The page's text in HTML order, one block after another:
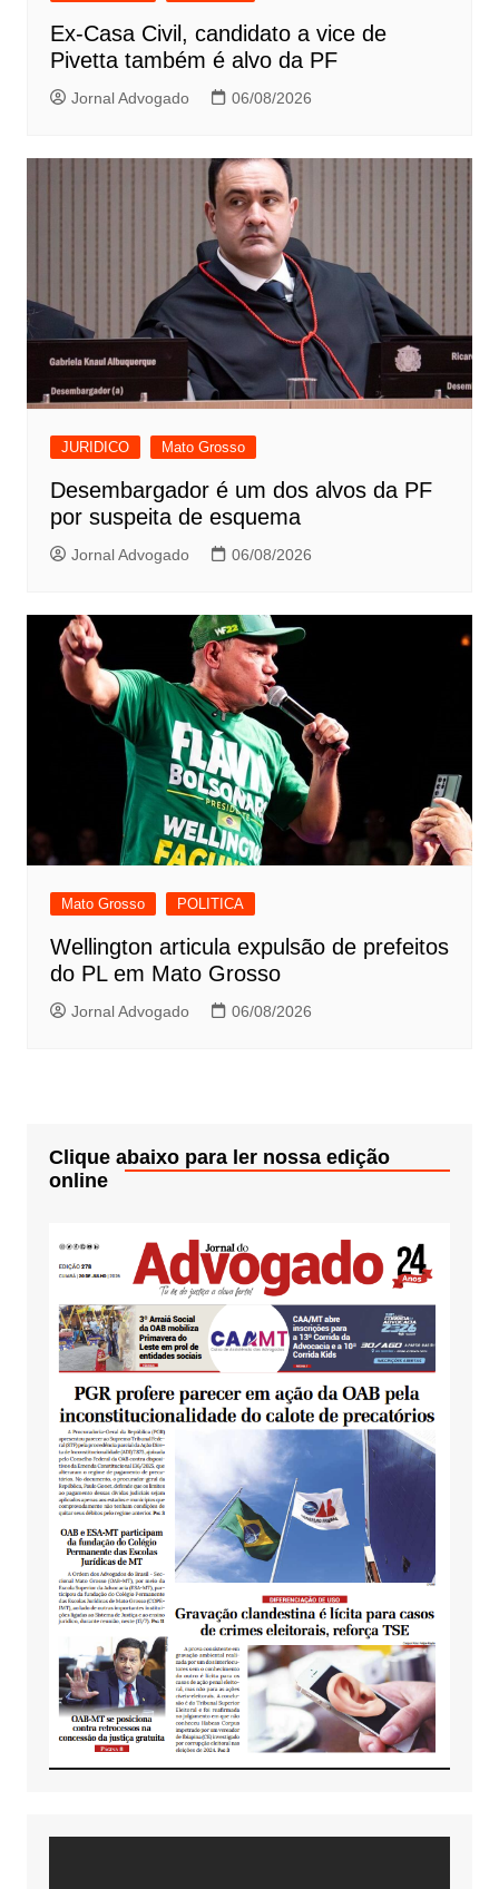
Ex-Casa Civil, candidato a vice de
Pivetta também é alvo da PF
Jornal Advogado 06/08/2026
JURIDICO Mato Grosso
Desembargador é um dos alvos da PF
por suspeita de esquema
Jornal Advogado 06/08/2026
Mato Grosso POLITICA
Wellington articula expulsão de prefeitos
do PL em Mato Grosso
Jornal Advogado 06/08/2026
Clique abaixo para ler nossa edição
online